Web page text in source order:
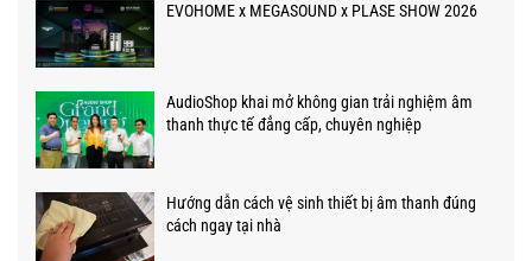
EVOHOME x MEGASOUND x PLASE SHOW 2026
AudioShop khai mở không gian trải nghiệm âm
thanh thực tế đẳng cấp, chuyên nghiệp
Hướng dẫn cách vệ sinh thiết bị âm thanh đúng
cách ngay tại nhà